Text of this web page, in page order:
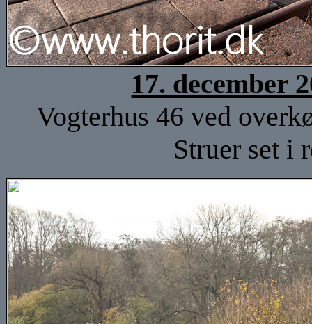
17. december
Vogterhus 46 ved
Struer set i